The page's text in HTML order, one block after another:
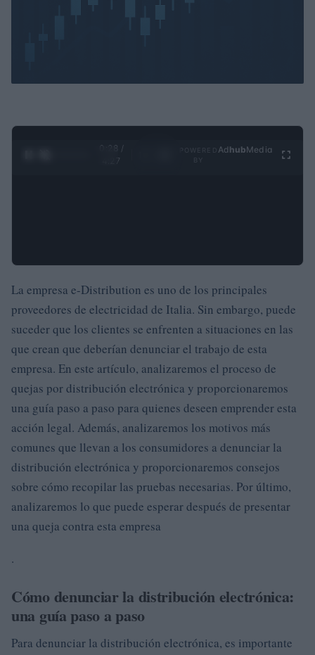
0:29 /
4:27
Ad hubMedia
La empresa e-Distribution es uno de los principales
proveedores de electricidad de Italia. Sin embargo, puede
suceder que los clientes se enfrenten a situaciones en las
que crean que deberían denunciar el trabajo de esta
empresa. En este artículo, analizaremos el proceso de
quejas por distribución electrónica y proporcionaremos
una guía paso a paso para quienes deseen emprender esta
acción legal. Además, analizaremos los motivos más
comunes que llevan a los consumidores a denunciar la
distribución electrónica y proporcionaremos consejos
sobre cómo recopilar las pruebas necesarias. Por último,
analizaremos lo que puede esperar después de presentar
una queja contra esta empresa
.
Cómo denunciar la distribución electrónica:
una guía paso a paso
Para denunciar la distribución electrónica, es importante